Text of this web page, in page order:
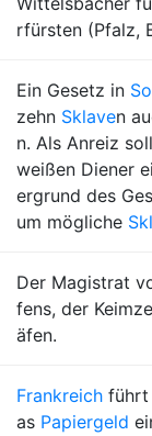
rfürsten (Pfalz,
Ein Gesetz in
zehn Sklaven
n. Als Anreiz
weißen Diener
ergrund des
um mögliche
Der Magistrat
fens, der
äfen.
Frankreich führt
as Papiergeld